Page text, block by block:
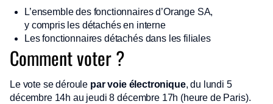
L’ensemble des fonctionnaires d’Orange SA,
y compris les détachés en interne
Les fonctionnaires détachés dans les filiales
Comment voter ?
Le vote se déroule par voie électronique, du lundi 5
décembre 14h au jeudi 8 décembre 17h (heure de Paris).